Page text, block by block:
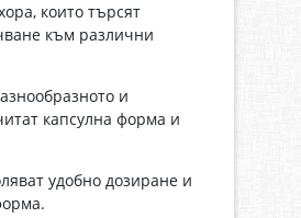
които търсят
към различни
и
капсулна форма и
удобно дозиране и